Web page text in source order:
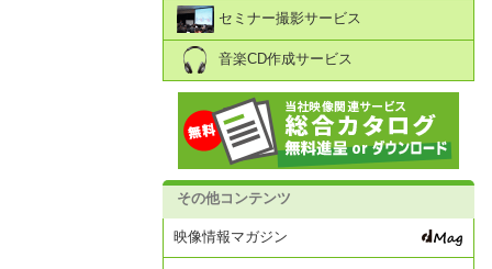
セミナー撮影サービス
音楽CD作成サービス
その他コンテンツ
映像情報マガジン